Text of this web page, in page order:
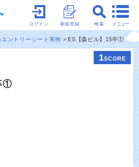
メニュー
検索
新規登録
ログイン
エントリーシート実例 ES【森ビル】15卒①
1SCORE
①